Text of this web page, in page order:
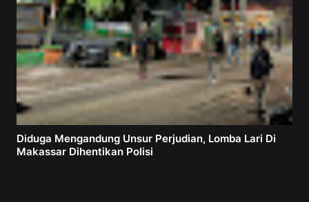
Diduga Mengandung Unsur Perjudian, Lomba Lari Di
Makassar Dihentikan Polisi